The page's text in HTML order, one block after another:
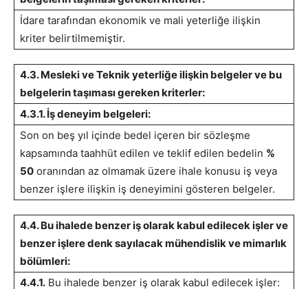
İdare tarafından ekonomik ve mali yeterliğe ilişkin
kriter belirtilmemiştir.
4.3. Mesleki ve Teknik yeterliğe ilişkin belgeler ve bu
belgelerin taşıması gereken kriterler:
4.3.1. İş deneyim belgeleri:
Son on beş yıl içinde bedel içeren bir sözleşme
kapsamında taahhüt edilen ve teklif edilen bedelin %
50 oranından az olmamak üzere ihale konusu iş veya
benzer işlere ilişkin iş deneyimini gösteren belgeler.
4.4. Bu ihalede benzer iş olarak kabul edilecek işler ve
benzer işlere denk sayılacak mühendislik ve mimarlık
bölümleri:
4.4.1. Bu ihalede benzer iş olarak kabul edilecek işler: